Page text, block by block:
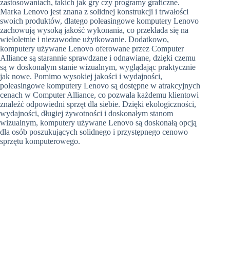
zastosowaniach, takich jak gry czy programy graficzne.
Marka Lenovo jest znana z solidnej konstrukcji i trwałości
swoich produktów, dlatego poleasingowe komputery Lenovo
zachowują wysoką jakość wykonania, co przekłada się na
wieloletnie i niezawodne użytkowanie. Dodatkowo,
komputery używane Lenovo oferowane przez Computer
Alliance są starannie sprawdzane i odnawiane, dzięki czemu
są w doskonałym stanie wizualnym, wyglądając praktycznie
jak nowe. Pomimo wysokiej jakości i wydajności,
poleasingowe komputery Lenovo są dostępne w atrakcyjnych
cenach w Computer Alliance, co pozwala każdemu klientowi
znaleźć odpowiedni sprzęt dla siebie. Dzięki ekologiczności,
wydajności, długiej żywotności i doskonałym stanom
wizualnym, komputery używane Lenovo są doskonałą opcją
dla osób poszukujących solidnego i przystępnego cenowo
sprzętu komputerowego.